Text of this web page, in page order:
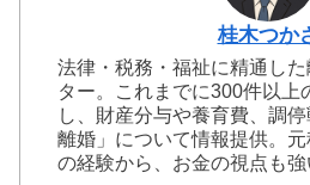
桂木つか
法律・税務・福祉に精通し
ター。これまでに300件以上
し、財産分与や養育費、調
離婚」について情報提供。
の経験から、お金の視点も強